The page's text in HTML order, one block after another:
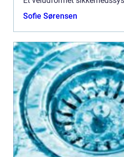
sindet ved at afskrække
Sofie Sørensen